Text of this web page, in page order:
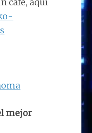
mejor